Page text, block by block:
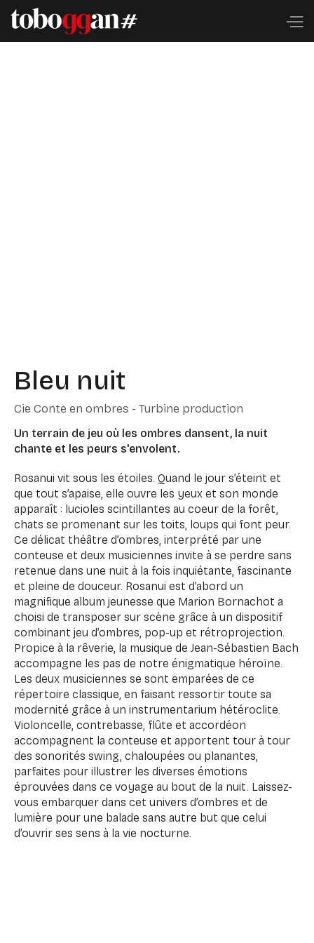
Bleu nuit
Cie Conte en ombres - Turbine production
Un terrain de jeu où les ombres dansent, la nuit
chante et les peurs s'envolent.
Rosanui vit sous les étoiles. Quand le jour s’éteint et
que tout s’apaise, elle ouvre les yeux et son monde
apparaît : lucioles scintillantes au coeur de la forêt,
chats se promenant sur les toits, loups qui font peur.
Ce délicat théâtre d’ombres, interprété par une
conteuse et deux musiciennes invite à se perdre sans
retenue dans une nuit à la fois inquiétante, fascinante
et pleine de douceur. Rosanui est d’abord un
magnifique album jeunesse que Marion Bornachot a
choisi de transposer sur scène grâce à un dispositif
combinant jeu d’ombres, pop-up et rétroprojection.
Propice à la rêverie, la musique de Jean-Sébastien Bach
accompagne les pas de notre énigmatique héroïne.
Les deux musiciennes se sont emparées de ce
répertoire classique, en faisant ressortir toute sa
modernité grâce à un instrumentarium hétéroclite.
Violoncelle, contrebasse, flûte et accordéon
accompagnent la conteuse et apportent tour à tour
des sonorités swing, chaloupées ou planantes,
parfaites pour illustrer les diverses émotions
éprouvées dans ce voyage au bout de la nuit. Laissez-
vous embarquer dans cet univers d’ombres et de
lumière pour une balade sans autre but que celui
d’ouvrir ses sens à la vie nocturne.